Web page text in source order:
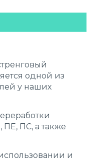
одной из
у наших
ПС, а также
и